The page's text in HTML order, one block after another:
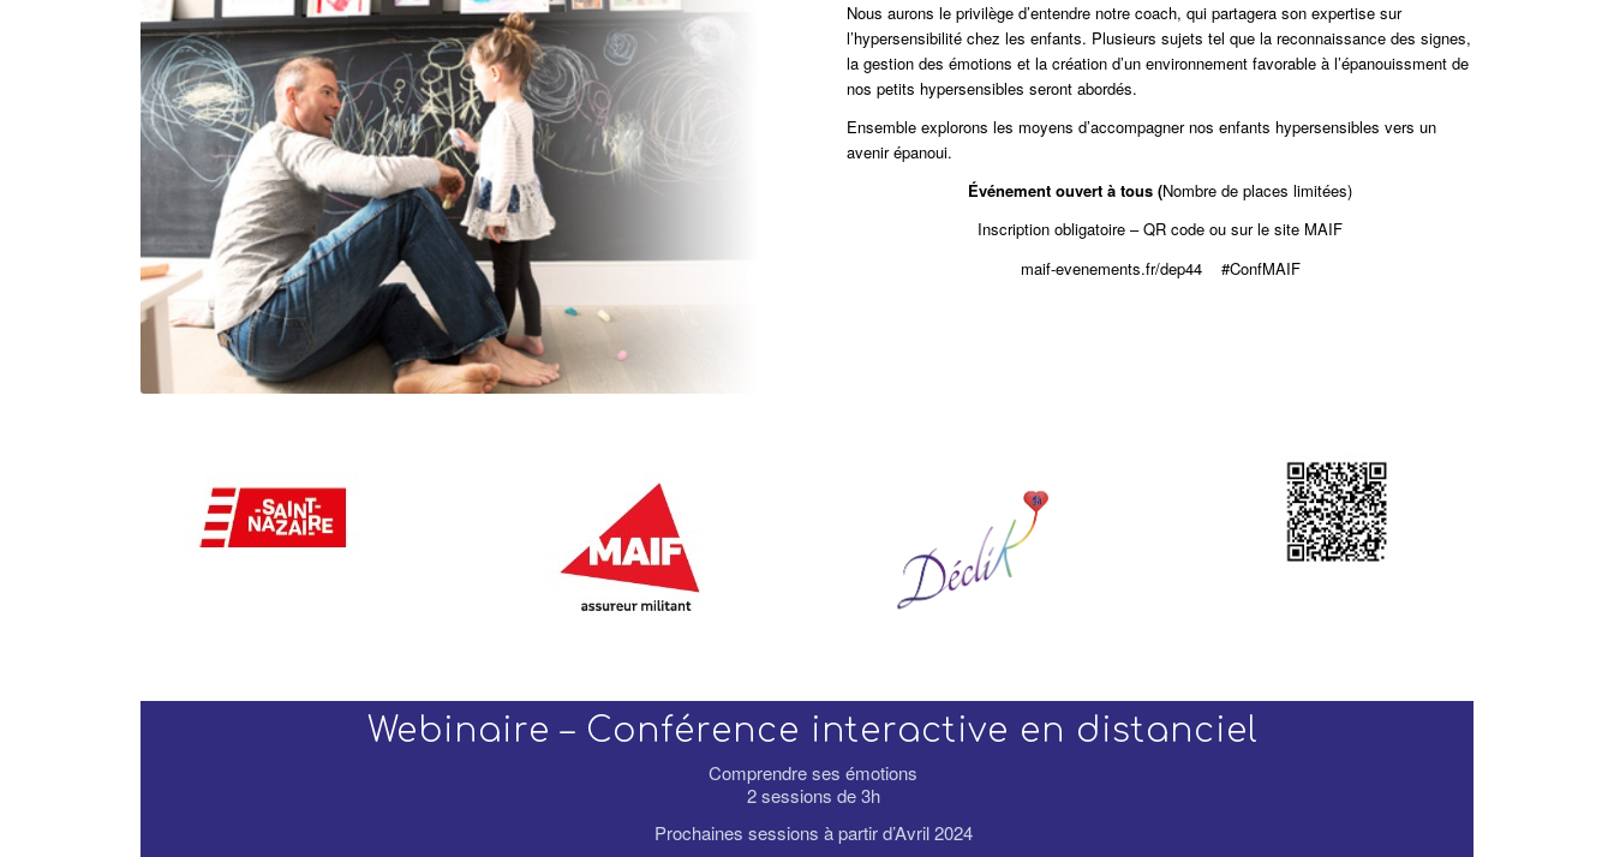
Nous aurons le privilège d’entendre notre coach, qui partagera son expertise sur
l’hypersensibilité chez les enfants. Plusieurs sujets tel que la reconnaissance des signes,
la gestion des émotions et la création d’un environnement favorable à l’épanouissment de
nos petits hypersensibles seront abordés.
Ensemble explorons les moyens d’accompagner nos enfants hypersensibles vers un
avenir épanoui.
Événement ouvert à tous (Nombre de places limitées)
Inscription obligatoire – QR code ou sur le site MAIF
maif-evenements.fr/dep44 #ConfMAIF
Webinaire – Conférence interactive en distanciel
Comprendre ses émotions
2 sessions de 3h
Prochaines sessions à partir d’Avril 2024